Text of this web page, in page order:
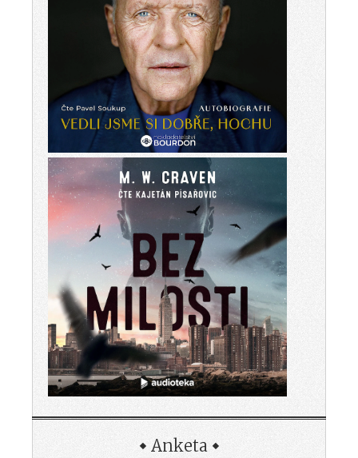
Anketa